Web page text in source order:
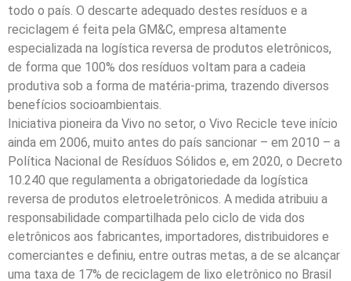
todo o país. O descarte adequado destes resíduos e a
reciclagem é feita pela GM&C, empresa altamente
especializada na logística reversa de produtos eletrônicos,
de forma que 100% dos resíduos voltam para a cadeia
produtiva sob a forma de matéria-prima, trazendo diversos
benefícios socioambientais.
Iniciativa pioneira da Vivo no setor, o Vivo Recicle teve início
ainda em 2006, muito antes do país sancionar – em 2010 – a
Política Nacional de Resíduos Sólidos e, em 2020, o Decreto
10.240 que regulamenta a obrigatoriedade da logística
reversa de produtos eletroeletrônicos. A medida atribuiu a
responsabilidade compartilhada pelo ciclo de vida dos
eletrônicos aos fabricantes, importadores, distribuidores e
comerciantes e definiu, entre outras metas, a de se alcançar
uma taxa de 17% de reciclagem de lixo eletrônico no Brasil